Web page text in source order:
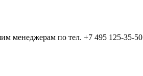
менеджерам по тел. +7 495 125-35-50